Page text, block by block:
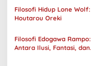
Filosofi Hidup Lone Wolf:
Houtarou Oreki
Filosofi Edogawa Rampo:
Antara Ilusi, Fantasi, dan